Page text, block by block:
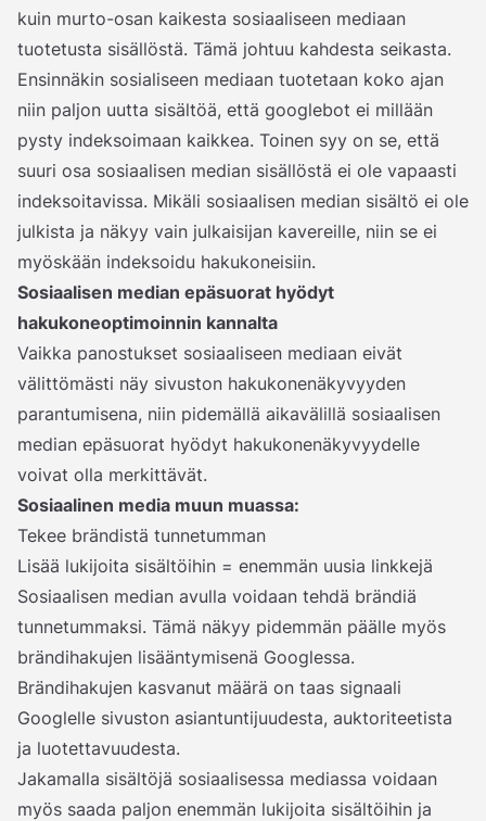
kuin murto-osan kaikesta sosiaaliseen mediaan
tuotetusta sisällöstä. Tämä johtuu kahdesta seikasta.
Ensinnäkin sosialiseen mediaan tuotetaan koko ajan
niin paljon uutta sisältöä, että googlebot ei millään
pysty indeksoimaan kaikkea. Toinen syy on se, että
suuri osa sosiaalisen median sisällöstä ei ole vapaasti
indeksoitavissa. Mikäli sosiaalisen median sisältö ei ole
julkista ja näkyy vain julkaisijan kavereille, niin se ei
myöskään indeksoidu hakukoneisiin.
Sosiaalisen median epäsuorat hyödyt
hakukoneoptimoinnin kannalta
Vaikka panostukset sosiaaliseen mediaan eivät
välittömästi näy sivuston hakukonenäkyvyyden
parantumisena, niin pidemällä aikavälillä sosiaalisen
median epäsuorat hyödyt hakukonenäkyvyydelle
voivat olla merkittävät.
Sosiaalinen media muun muassa:
Tekee brändistä tunnetumman
Lisää lukijoita sisältöihin = enemmän uusia linkkejä
Sosiaalisen median avulla voidaan tehdä brändiä
tunnetummaksi. Tämä näkyy pidemmän päälle myös
brändihakujen lisääntymisenä Googlessa.
Brändihakujen kasvanut määrä on taas signaali
Googlelle sivuston asiantuntijuudesta, auktoriteetista
ja luotettavuudesta.
Jakamalla sisältöjä sosiaalisessa mediassa voidaan
myös saada paljon enemmän lukijoita sisältöihin ja